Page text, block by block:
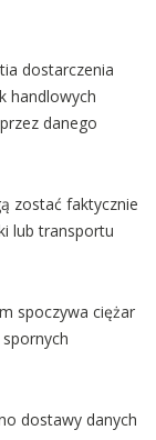
dostarczenia
handlowych
danego
zostać faktycznie
lub transportu
spoczywa ciężar
dostawy danych